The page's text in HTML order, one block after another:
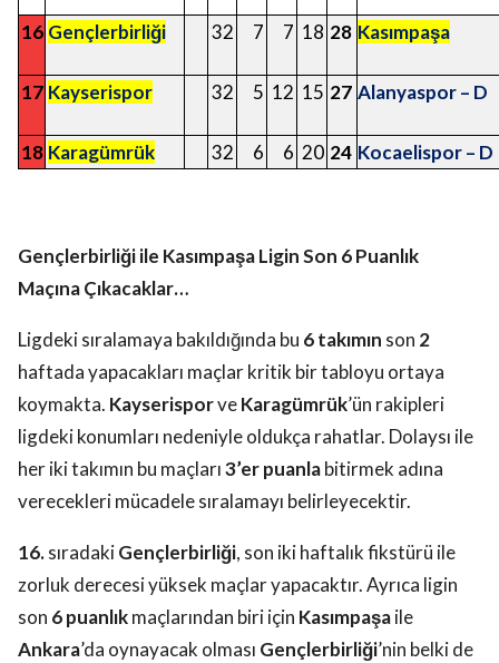
16 Gençlerbirliği 32 7 7 18 28 Kasımpaşa
17 Kayserispor 32 5 12 15 27 Alanyaspor – D
18 Karagümrük 32 6 6 20 24 Kocaelispor– D
Gençlerbirliği ile Kasımpaşa Ligin Son 6 Puanlık
Maçına Çıkacaklar…
Ligdeki sıralamaya bakıldığında bu 6 takımın son 2
haftada yapacakları maçlar kritik bir tabloyu ortaya
koymakta. KayserisporveKaragümrük’ün rakipleri
ligdeki konumları nedeniyle oldukça rahatlar. Dolaysı ile
her iki takımın bu maçları3’er puanlabitirmek adına
verecekleri mücadele sıralamayı belirleyecektir.
16.sıradakiGençlerbirliği, son iki haftalık fikstürü ile
zorluk derecesi yüksek maçlar yapacaktır. Ayrıca ligin
son 6 puanlıkmaçlarından biri için Kasımpaşaile
Ankara’da oynayacak olması Gençlerbirliği’nin belki de